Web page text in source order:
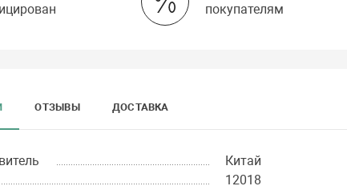
покупателям
ОТЗЫВЫ ДОСТАВКА
Китай
12018